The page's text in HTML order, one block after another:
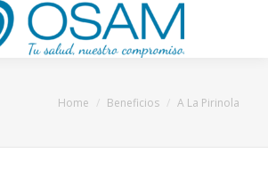
You are here:
Home Beneficios A La Pirinola